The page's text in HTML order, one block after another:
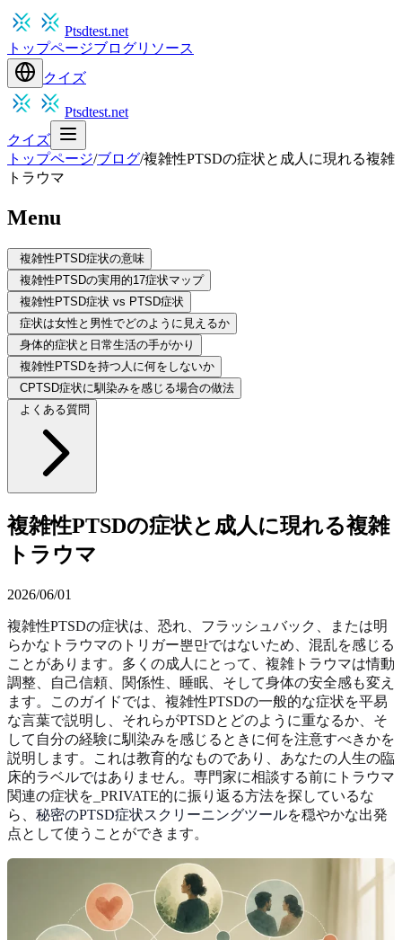
Ptsdtest.net
トップページブログリソース
クイズ
Ptsdtest.net
クイズ
トップページ/ブログ/複雑性PTSDの症状と成人に現れる複雑
トラウマ
Menu
複雑性PTSD症状の意味
複雑性PTSDの実用的17症状マップ
複雑性PTSD症状 vs PTSD症状
症状は女性と男性でどのように見えるか
身体的症状と日常生活の手がかり
複雑性PTSDを持つ人に何をしないか
CPTSD症状に馴染みを感じる場合の做法
よくある質問
複雑性PTSDの症状と成人に現れる複雑
トラウマ
2026/06/01
複雑性PTSDの症状は、恐れ、フラッシュバック、または明
らかなトラウマのトリガー뿐만ではないため、混乱を感じる
ことがあります。多くの成人にとって、複雑トラウマは情動
調整、自己信頼、関係性、睡眠、そして身体の安全感も変え
ます。このガイドでは、複雑性PTSDの一般的な症状を平易
な言葉で説明し、それらがPTSDとどのように重なるか、そ
して自分の経験に馴染みを感じるときに何を注意すべきかを
説明します。これは教育的なものであり、あなたの人生の臨
床的ラベルではありません。専門家に相談する前にトラウマ
関連の症状を_PRIVATE的に振り返る方法を探しているな
ら、 秘密のPTSD症状スクリーニングツールを穏やかな出発
点として使うことができます。